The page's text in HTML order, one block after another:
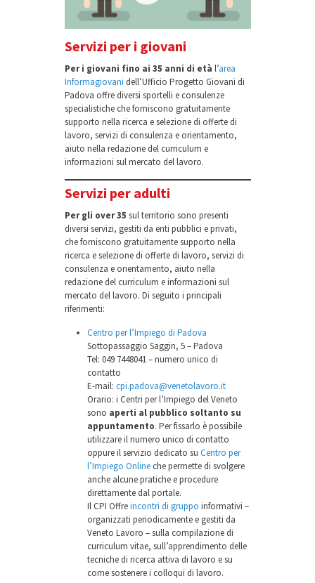
Servizi per i giovani
Per i giovani fino ai 35 anni di età l’area
Informagiovani dell’Ufficio Progetto Giovani di
Padova offre diversi sportelli e consulenze
specialistiche che forniscono gratuitamente
supporto nella ricerca e selezione di offerte di
lavoro, servizi di consulenza e orientamento,
aiuto nella redazione del curriculum e
informazioni sul mercato del lavoro.
Servizi per adulti
Per gli over 35 sul territorio sono presenti
diversi servizi, gestiti da enti pubblici e privati,
che forniscono gratuitamente supporto nella
ricerca e selezione di offerte di lavoro, servizi di
consulenza e orientamento, aiuto nella
redazione del curriculum e informazioni sul
mercato del lavoro. Di seguito i principali
riferimenti:
Centro per l’Impiego di Padova
Sottopassaggio Saggin, 5 – Padova
Tel: 049 7448041 – numero unico di
contatto
E-mail: cpi.padova@venetolavoro.it
Orario: i Centri per l’Impiego del Veneto
sono aperti al pubblico soltanto su
appuntamento. Per fissarlo è possibile
utilizzare il numero unico di contatto
oppure il servizio dedicato su Centro per
l’Impiego Online che permette di svolgere
anche alcune pratiche e procedure
direttamente dal portale.
Il CPI Offreincontri di gruppo informativi –
organizzati periodicamente e gestiti da
Veneto Lavoro – sulla compilazione di
curriculum vitae, sull’apprendimento delle
tecniche di ricerca attiva di lavoro e su
come sostenere i colloqui di lavoro.